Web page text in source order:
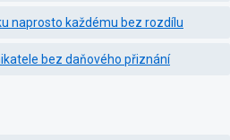
naprosto každému bez rozdílu
bez daňového přiznání